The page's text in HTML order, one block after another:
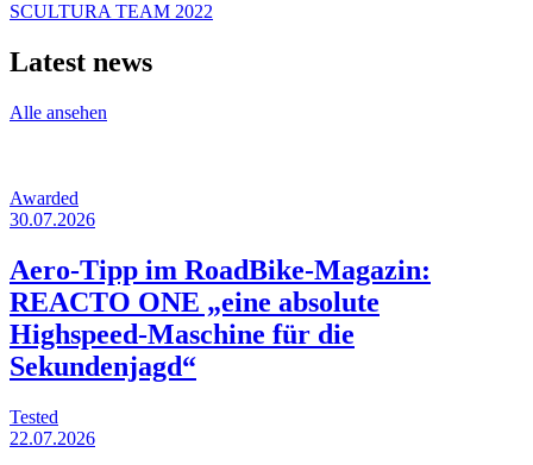
SCULTURA TEAM 2022
Latest news
Alle ansehen
Awarded
30.07.2026
Aero-Tipp im RoadBike-Magazin:
REACTO ONE „eine absolute
Highspeed-Maschine für die
Sekundenjagd“
Tested
22.07.2026